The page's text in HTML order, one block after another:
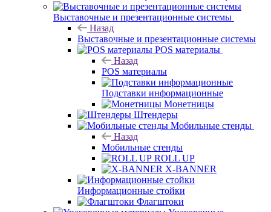
Выставочные и презентационные системы
Назад
Выставочные и презентационные системы
POS материалы
Назад
POS материалы
Подставки информационные
Монетницы
Штендеры
Мобильные стенды
Назад
Мобильные стенды
ROLL UP
X-BANNER
Информационные стойки
Флагштоки